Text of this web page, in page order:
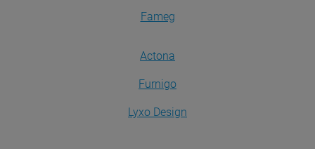
Fameg
Actona
Furnigo
Lyxo Design